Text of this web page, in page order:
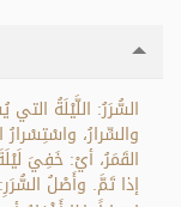
السُّرَرُ: اللَّيْلَةُ
والسِّرارُ،
القَمَرُ، أيْ: خَفِيَ
إذا تَمَّ. وأَصْلُ